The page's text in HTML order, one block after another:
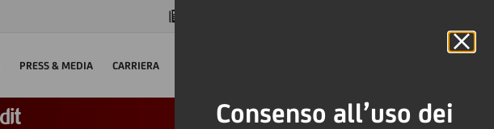
PRESS & MEDIA CARRIERA
Consenso all’uso dei